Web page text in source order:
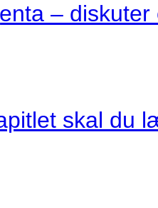
– diskuter
skal du